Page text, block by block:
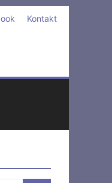
Kontakt